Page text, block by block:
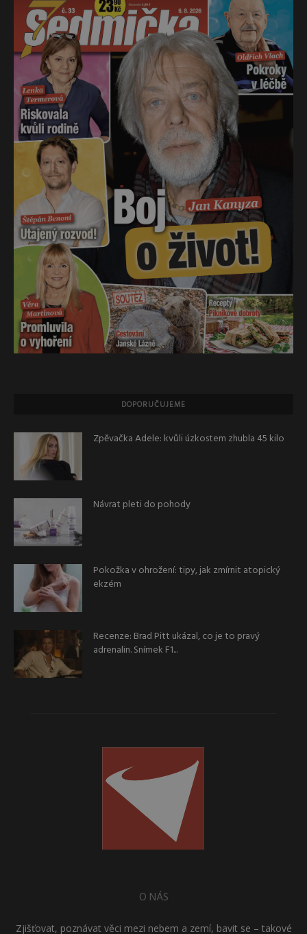
DOPORUČUJEME
Zpěvačka Adele: kvůli úzkostem zhubla 45 kilo
Návrat pleti do pohody
Pokožka v ohrožení: tipy, jak zmírnit atopický
ekzém
Recenze: Brad Pitt ukázal, co je to pravý
adrenalin. Snímek F1...
O NÁS
Zjišťovat, poznávat věci mezi nebem a zemí, bavit se – takové